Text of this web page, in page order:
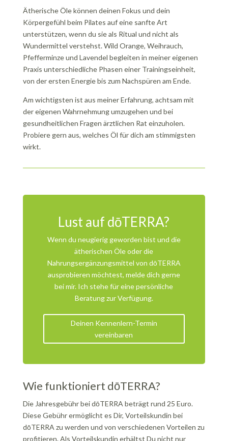
Ätherische Öle können deinen Fokus und dein
Körpergefühl beim Pilates auf eine sanfte Art
unterstützen, wenn du sie als Ritual und nicht als
Wundermittel verstehst. Wild Orange, Weihrauch,
Pfefferminze und Lavendel begleiten in meiner eigenen
Praxis unterschiedliche Phasen einer Trainingseinheit,
von der ersten Energie bis zum Nachspüren am Ende.
Am wichtigsten ist aus meiner Erfahrung, achtsam mit
der eigenen Wahrnehmung umzugehen und bei
gesundheitlichen Fragen ärztlichen Rat einzuholen.
Probiere gern aus, welches Öl für dich am stimmigsten
wirkt.
Lust auf dōTERRA?
Wenn du neugierig geworden bist und die
ätherischen Öle oder die
Nahrungsergänzungsmittel von dōTERRA
ausprobieren möchtest, melde dich gerne
bei mir. Ich stehe für eine persönliche
Beratung zur Verfügung.
Deinen Kennenlern-Termin
vereinbaren
Wie funktioniert dōTERRA?
Die Jahresgebühr bei dōTERRA beträgt rund 25 Euro.
Diese Gebühr ermöglicht es Dir, Vorteilskundin bei
dōTERRA zu werden und von verschiedenen Vorteilen zu
profitieren. Als Vorteilskundin erhältst Du nicht nur